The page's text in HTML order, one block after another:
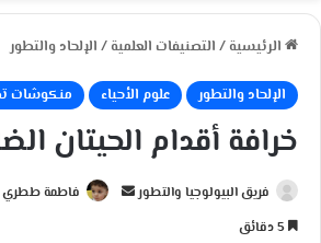
الرئيسية / التصنيفات العلمية / الإلحاد والتطور
الإلحاد والتطور علوم الأحياء منكوشات
خرافة أقدام الحيتان
فريق البيولوجيا والتطور فاطمة ططري